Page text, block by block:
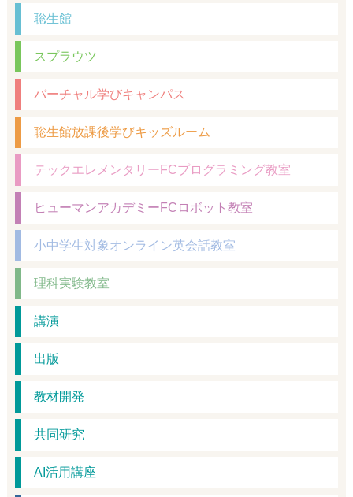
聡生館
スプラウツ
バーチャル学びキャンパス
聡生館放課後学びキッズルーム
テックエレメンタリーFCプログラミング教室
ヒューマンアカデミーFCロボット教室
小中学生対象オンライン英会話教室
理科実験教室
講演
出版
教材開発
共同研究
AI活用講座